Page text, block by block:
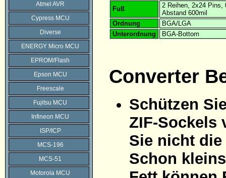
Atmel AVR
Cypress MCU
Diverse
ENERGY Micro MCU
EPROM/Flash
Epson MCU
Freescale
Fujitsu MCU
Infineon MCU
ISP/ICP
MCS-196
MCS-51
Motorola MCU
Fuß
2 Reihen, 2x24
Abstand 600mil
Ordnung
BGA/LGA
Unterordnung
BGA-Bottom
Converter
Schützen
ZIF-Sockels
Sie nicht
Schon